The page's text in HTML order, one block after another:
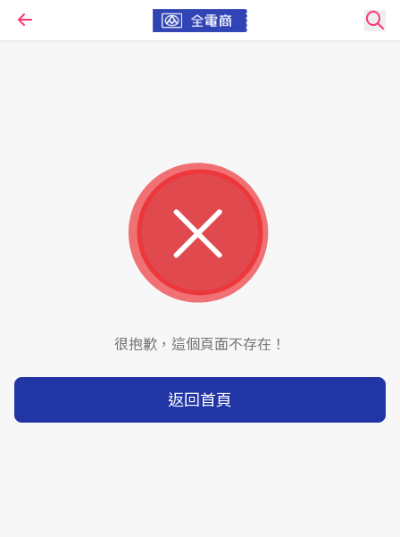
很抱歉，這個頁面不存在！
返回首頁